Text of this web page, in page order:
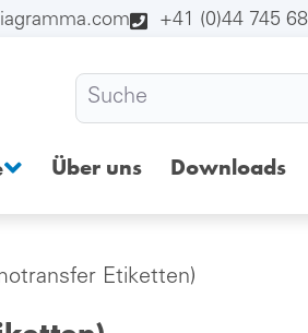
+41 (0)44 745
Über uns Downloads
Etiketten)